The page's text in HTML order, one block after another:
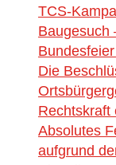
TCS-
Baugesuch
Die
Rechtskraft
Absolutes
aufgrund